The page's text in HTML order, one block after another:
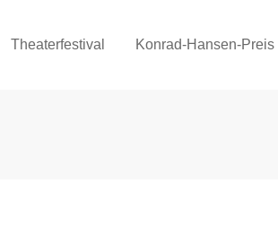
Theaterfestival Konrad-Hansen-Preis